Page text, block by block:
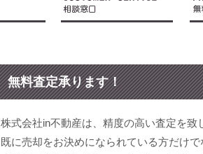
無料査定承ります！
株式会社in不動産は、精度の高い査定を致
既に売却をお決めになられている方だけ